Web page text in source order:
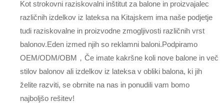
Kot strokovni raziskovalni inštitut za balone in proizvajalec
različnih izdelkov iz lateksa na Kitajskem ima naše podjetje
tudi raziskovalne in proizvodne zmogljivosti različnih vrst
balonov.Eden izmed njih so reklamni baloni.Podpiramo
OEM/ODM/OBM，Če imate kakršne koli nove balone in več
stilov balonov ali izdelkov iz lateksa v obliki balona, ​​ki jih
želite razviti, se obrnite na nas in ponudili vam bomo
najboljšo rešitev!